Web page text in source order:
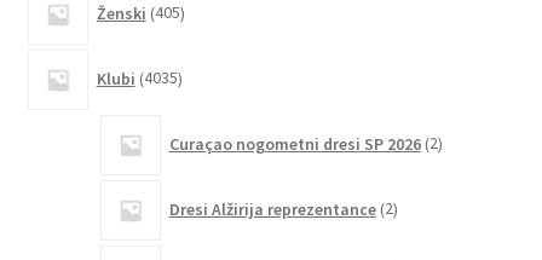
Ženski 405izdelkov
Klubi 4035izdelkov
Curaçao nogometni dresi SP 2026 2izdelka
Dresi Alžirija reprezentance 2izdelka